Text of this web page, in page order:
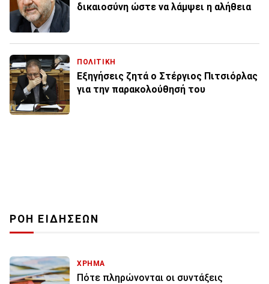
δικαιοσύνη ώστε να λάμψει η αλήθεια
ΠΟΛΙΤΙΚΗ
Εξηγήσεις ζητά ο Στέργιος Πιτσιόρλας
για την παρακολούθησή του
ΡΟΗ ΕΙΔΗΣΕΩΝ
ΧΡΗΜΑ
Πότε πληρώνονται οι συντάξεις